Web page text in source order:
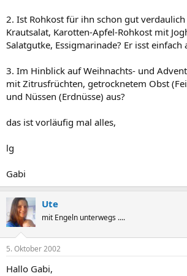
2. Ist Rohkost für ihn schon gut
Krautsalat, Karotten-Apfel-Rohkost mit
Salatgutke, Essigmarinade? Er isst einfach
3. Im Hinblick auf Weihnachts- und
mit Zitrusfrüchten, getrocknetem Obst
und Nüssen (Erdnüsse) aus?
das ist vorläufig mal alles,
lg
Gabi
Ute
mit Engeln unterwegs ....
5. Oktober 2002
Hallo Gabi,